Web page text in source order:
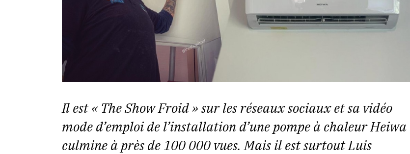
Il est « The Show Froid » sur les réseaux sociaux et sa vidéo
mode d’emploi de l’installation d’une pompe à chaleur Heiwa
culmine à près de 100 000 vues. Mais il est surtout Luis